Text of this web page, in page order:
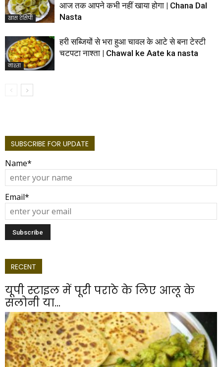
खास रेसिपी
आज तक आपने कभी नहीं खाया होगा | Chana Dal
Nasta
नाश्ता
हरी सब्जियों से भरा हुआ चावल के आटे से बना टेस्टी
चटपटा नाश्ता | Chawal ke Aate ka nasta
SUBSCRIBE FOR UPDATE
Name*
Email*
RECENT
यूपी स्टाइल में पूरी पराठे के लिए आलू के
सलोनी या...